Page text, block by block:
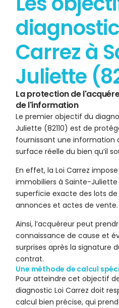
Carrez à
Juliette
La protection de
de l'information
Le premier objectif du
Juliette (82110) est de
fournissant une information
surface réelle du bien qu’il
En effet, la Loi Carrez
immobiliers à Sainte-
superficie exacte des lots
annonces et actes de vente.
Ainsi, l’acquéreur peut
connaissance de cause et
surprises après la signature
contrat.
Une méthode de calcul
Pour atteindre cet objectif
diagnostic Loi Carrez doit
calcul bien précise, qui